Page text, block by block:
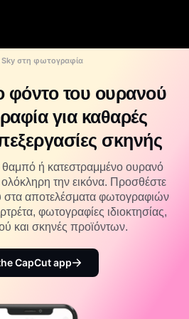
του CapCut
βίντεο ΤΝ
εικόνων ΤΝ
2.5
και δημιουργίας βίντεο
και δημιουργίας εικόνας
και δημιουργίας φωνής
δημιουργών
φοιτητές
στη φωτογραφία
φόντο του ουρανού
για καθαρές
σκηνής
θαμπό ή κατεστραμμένο ουρανό
ολόκληρη την εικόνα. Προσθέστε
στα αποτελέσματα φωτογραφιών
φωτογραφίες ιδιοκτησίας,
και σκηνές προϊόντων.
CapCut app